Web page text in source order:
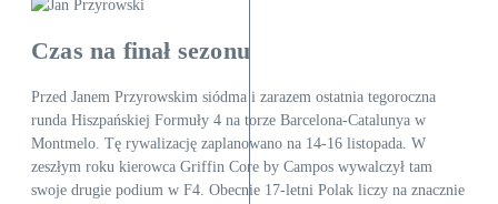
Czas na finał sezonu
Przed Janem Przyrowskim siódma i zarazem ostatnia tegoroczna
runda Hiszpańskiej Formuły 4 na torze Barcelona-Catalunya w
Montmelo. Tę rywalizację zaplanowano na 14-16 listopada. W
zeszłym roku kierowca Griffin Core by Campos wywalczył tam
swoje drugie podium w F4. Obecnie 17-letni Polak liczy na znacznie